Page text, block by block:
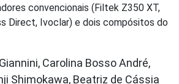
convencionais (Filtek Z350 XT,
Direct, Ivoclar) e dois compósitos do
Carolina Bosso André,
Shimokawa, Beatriz de Cássia